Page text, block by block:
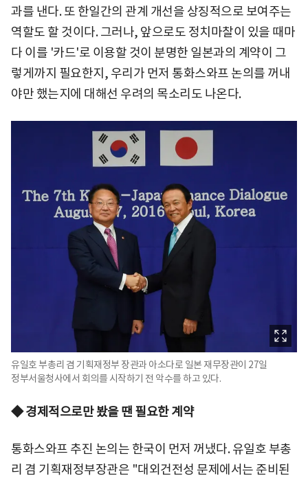
과를 낸다. 또 한일간의 관계 개선을 상징적으로 보여주는
역할도 할 것이다. 그러나, 앞으로도 정치마찰이 있을 때마
다 이를 '카드'로 이용할 것이 분명한 일본과의 계약이 그
렇게까지 필요한지, 우리가 먼저 통화스와프 논의를 꺼내
야만 했는지에 대해선 우려의 목소리도 나온다.
유일호 부총리 겸 기획재정부 장관과 아소다로 일본 재무장관이 27일
정부서울청사에서 회의를 시작하기 전 악수를 하고 있다.
◆ 경제적으로만 봤을 땐 필요한 계약
통화스와프 추진 논의는 한국이 먼저 꺼냈다. 유일호 부총
리 겸 기획재정부장관은 "대외건전성 문제에서는 준비된